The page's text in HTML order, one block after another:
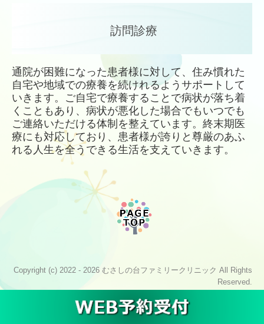
訪問診療
通院が困難になった患者様に対して、住み慣れた
自宅や地域での療養を続けれるようサポートして
いきます。ご自宅で療養することで病状が落ち着
くこともあり、病状が悪化した場合でもいつでも
ご連絡いただける体制を整えています。終末期医
療にも対応しており、 患者様が誇りと尊厳のあふ
れる人生を全うできる生活を支えていきます。
Copyright (c) 2022 - 2026 むさしの台ファミリークリニック All Rights
Reserved.